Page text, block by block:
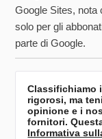
Google Sites, nota
solo per gli
parte di Google.
Classifichiamo
rigorosi, ma
opinione e i
fornitori.
Informativa